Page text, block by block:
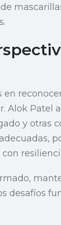
en
Alok Patel
y otras
desafíos